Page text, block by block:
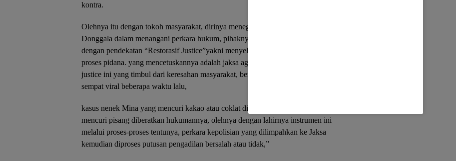
kontra.
Olehnya itu dengan tokoh masyarakat, dirinya menegaskan bahwa kinerja kejari
Donggala dalam menangani perkara hukum, pihaknya dituntut menyelesaikannya
dengan pendekatan “Restorasif Justice”yakni menyelesaikan hukum tanpa melalui
proses pidana. yang mencetuskannya adalah jaksa agung RI. “Hadirnya restorative
justice ini yang timbul dari keresahan masyarakat, berawal penanganan kasus yang
sempat viral beberapa waktu lalu,
kasus nenek Mina yang mencuri kakao atau coklat dipidana berat, ada juga hanya
mencuri pisang diberatkan hukumannya, olehnya dengan lahirnya instrumen ini
melalui proses-proses tentunya, perkara kepolisian yang dilimpahkan ke Jaksa
kemudian diproses putusan pengadilan bersalah atau tidak,”